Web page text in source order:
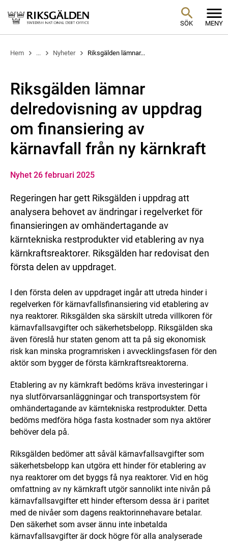
SÖK MENY
Hem ... Nyheter Riksgälden lämnar...
Riksgälden lämnar
delredovisning av uppdrag
om finansiering av
kärnavfall från ny kärnkraft
Nyhet 26 februari 2025
Regeringen har gett Riksgälden i uppdrag att
analysera behovet av ändringar i regelverket för
finansieringen av omhändertagande av
kärntekniska restprodukter vid etablering av nya
kärnkraftsreaktorer. Riksgälden har redovisat den
första delen av uppdraget.
I den första delen av uppdraget ingår att utreda hinder i
regelverken för kärnavfallsfinansiering vid etablering av
nya reaktorer. Riksgälden ska särskilt utreda villkoren för
kärnavfallsavgifter och säkerhetsbelopp. Riksgälden ska
även föreslå hur staten genom att ta på sig ekonomisk
risk kan minska programrisken i avvecklingsfasen för den
aktör som bygger de första kärnkraftsreaktorerna.
Etablering av ny kärnkraft bedöms kräva investeringar i
nya slutförvarsanläggningar och transportsystem för
omhändertagande av kärntekniska restprodukter. Detta
bedöms medföra höga fasta kostnader som nya aktörer
behöver dela på.
Riksgälden bedömer att såväl kärnavfallsavgifter som
säkerhetsbelopp kan utgöra ett hinder för etablering av
nya reaktorer om det byggs få nya reaktorer. Vid en hög
omfattning av ny kärnkraft utgör sannolikt inte nivån på
kärnavfallsavgifter ett hinder eftersom dessa är i paritet
med de nivåer som dagens reaktorinnehavare betalar.
Den säkerhet som avser ännu inte inbetalda
kärnavfallsavgifter är dock högre för alla analyserade